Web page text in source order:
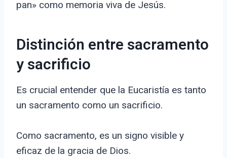
pan» como memoria viva de Jesús.
Distinción entre sacramento
y sacrificio
Es crucial entender que la Eucaristía es tanto
un sacramento como un sacrificio.
Como sacramento, es un signo visible y
eficaz de la gracia de Dios.